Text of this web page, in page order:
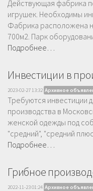
Действующая фабрика
игрушек. Необходимы
Фабрика расположена
700м2. Парк
Подробнее…
Инвестиции в
2023-02-27 13:32 Архивное
Требуются инвестиции
производства в
женской одежды под
"средний", "средний
Подробнее…
Грибное
2022-11-23 01:24 Архивное